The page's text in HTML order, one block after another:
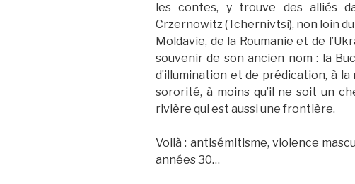
les contes, y trouve des alliés
Crzernowitz (Tchernivtsi), non loin
Moldavie, de la Roumanie et de
souvenir de son ancien nom : la
d’illumination et de prédication, à
sororité, à moins qu’il ne soit un
rivière qui est aussi une frontière.
Voilà : antisémitisme, violence
années 30…